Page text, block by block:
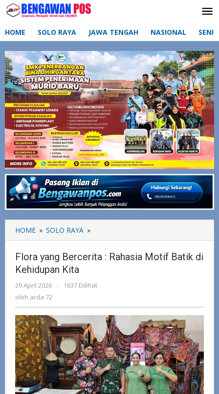
Lewati
ke
HOME SOLO RAYA JAWA TENGAH NASIONAL SENI
HOME » SOLO RAYA »
yang
Bercerita
:
Motif
Flora yang Bercerita : Rahasia Motif Batik di
Kehidupan Kita
29 April 2026 oleh
-
1637 Dilihat
oleh arda 72